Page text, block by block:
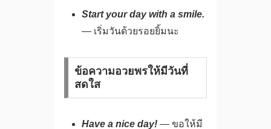
Start your day with a smile.
— เริ่มวันด้วยรอยยิ้มนะ
ข้อความอวยพรให้มีวันที่
สดใส
Have a nice day!— ขอให้มี